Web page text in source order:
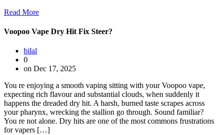
Read More
Voopoo Vape Dry Hit Fix Steer?
bilal
0
on Dec 17, 2025
You re enjoying a smooth vaping sitting with your Voopoo vape,
expecting rich flavour and substantial clouds, when suddenly it
happens the dreaded dry hit. A harsh, burned taste scrapes across
your pharynx, wrecking the stallion go through. Sound familiar?
You re not alone. Dry hits are one of the most commons frustrations
for vapers […]